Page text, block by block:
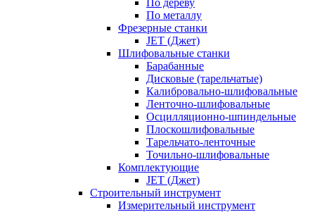
По дереву
По металлу
Фрезерные станки
JET (Джет)
Шлифовальные станки
Барабанные
Дисковые (тарельчатые)
Калибровально-шлифовальные
Ленточно-шлифовальные
Осцилляционно-шпиндельные
Плоскошлифовальные
Тарельчато-ленточные
Точильно-шлифовальные
Комплектующие
JET (Джет)
Строительный инструмент
Измерительный инструмент